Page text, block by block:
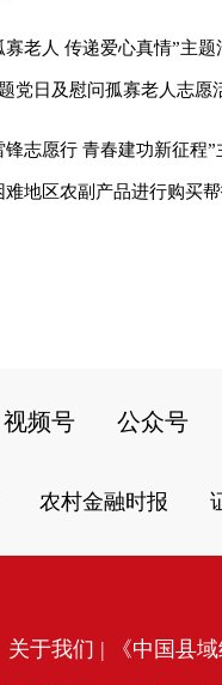
老人 传递爱心真情”主
党日及慰问孤寡老人志愿
志愿行 青春建功新征程
地区农副产品进行购买
视频号 公众号
农村金融时报
关于我们 | 《中国县